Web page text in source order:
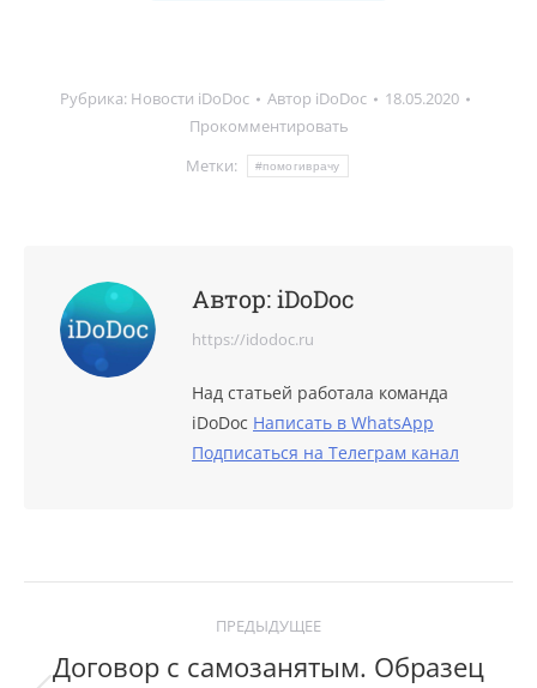
Рубрика: Новости iDoDoc Автор iDoDoc
18.05.2020
Прокомментировать
Метки:
#помогиврачу
Автор:iDoDoc
https://idodoc.ru
Над статьей работала команда
iDoDoc Написать в WhatsApp
Подписаться на Телеграм канал
navigation
ПРЕДЫДУЩЕЕ
Договор с самозанятым. Образец